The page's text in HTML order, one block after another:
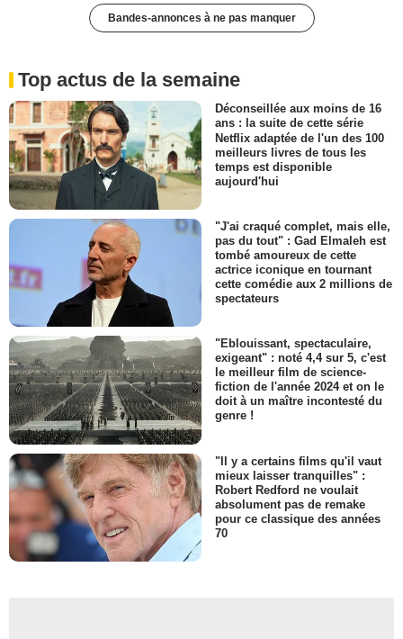
Bandes-annonces à ne pas manquer
Top actus de la semaine
Déconseillée aux moins de 16
ans : la suite de cette série
Netflix adaptée de l'un des 100
meilleurs livres de tous les
temps est disponible
aujourd'hui
"J'ai craqué complet, mais elle,
pas du tout" : Gad Elmaleh est
tombé amoureux de cette
actrice iconique en tournant
cette comédie aux 2 millions de
spectateurs
"Eblouissant, spectaculaire,
exigeant" : noté 4,4 sur 5, c'est
le meilleur film de science-
fiction de l'année 2024 et on le
doit à un maître incontesté du
genre !
"Il y a certains films qu'il vaut
mieux laisser tranquilles" :
Robert Redford ne voulait
absolument pas de remake
pour ce classique des années
70